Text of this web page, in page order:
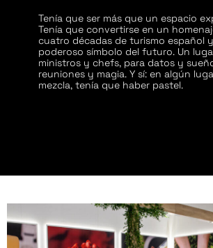
Tenía que ser más que un espacio
Tenía que convertirse en un
cuatro décadas de turismo español
poderoso símbolo del futuro. Un
ministros y chefs, para datos y
reuniones y magia. Y sí: en algún
mezcla, tenía que haber pastel.